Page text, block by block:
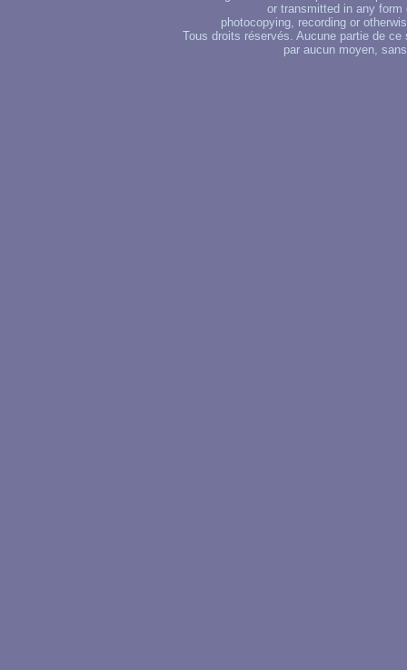
or transmitted in any
photocopying, recording or
Tous droits réservés. Aucune partie de
par aucun moyen,